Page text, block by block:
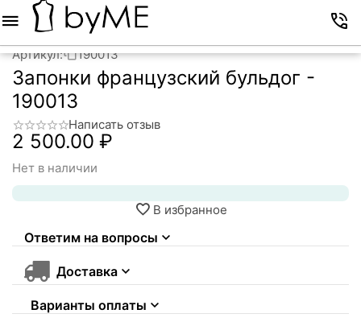
Артикул: 190013
Запонки французский бульдог -
190013
Написать отзыв
2 500.00 ₽
Нет в наличии
В избранное
Ответим на вопросы
Доставка
Варианты оплаты
Меню Корзина Контакты